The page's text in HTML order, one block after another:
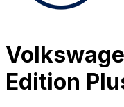
Edition